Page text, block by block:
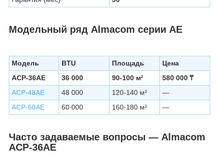
Модельный ряд Almacom серии AE
Модель BTU Площадь
Цена
ACP-36AE
36 000 90-100 м²
580 000 ₸
ACP-48AE
48 000 120-140 м²
—
ACP-60AE
60 000 160-180 м² —
Часто задаваемые вопросы — Almacom
ACP-36AE